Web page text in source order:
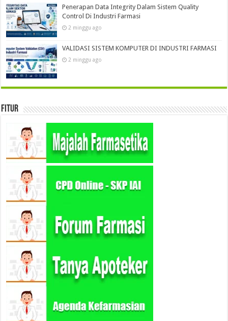
Penerapan Data Integrity Dalam Sistem Quality
Control Di Industri Farmasi
2 minggu ago
VALIDASI SISTEM KOMPUTER DI INDUSTRI FARMASI
2 minggu ago
Fitur